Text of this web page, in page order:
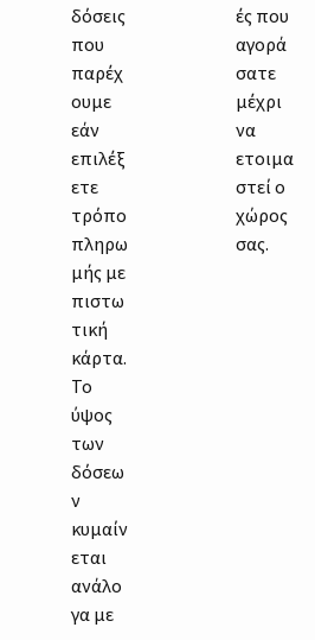
δόσεις
που
παρέχ
ουμε
εάν
επιλέξ
ετε
τρόπο
πληρω
μής με
πιστω
τική
κάρτα.
Το
ύψος
των
δόσεω
ν
κυμαίν
εται
ανάλο
γα με
ές που
αγορά
σατε
μέχρι
να
ετοιμα
στεί ο
χώρος
σας.